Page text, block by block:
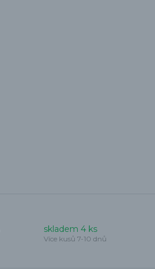
skladem 4 ks
Více kusů 7-10 dnů